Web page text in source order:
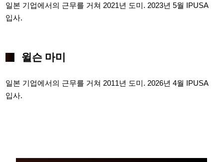
일본 기업에서의 근무를 거쳐 2021년 도미. 2023년 5월 IPUSA
입사.
윌슨 마미
일본 기업에서의 근무를 거쳐 2011년 도미. 2026년 4월 IPUSA
입사.